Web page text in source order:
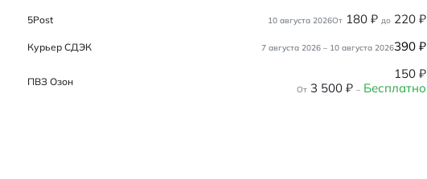
5Post 10 августа 2026От 180 ₽ до 220 ₽
Курьер СДЭК 7 августа 2026 – 10 августа 2026390 ₽
ПВЗ Озон 150 ₽
От 3 500 ₽ – Бесплатно